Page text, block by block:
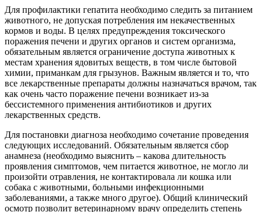
Для профилактики гепатита необходимо следить за питанием
животного, не допуская потребления им некачественных
кормов и воды. В целях предупреждения токсического
поражения печени и других органов и систем организма,
обязательным является ограничение доступа животных к
местам хранения ядовитых веществ, в том числе бытовой
химии, приманкам для грызунов. Важным является и то, что
все лекарственные препараты должны назначаться врачом, так
как очень часто поражение печени возникает из-за
бессистемного применения антибиотиков и других
лекарственных средств.
Для постановки диагноза необходимо сочетание проведения
следующих исследований. Обязательным является сбор
анамнеза (необходимо выяснить – какова длительность
проявления симптомов, чем питается животное, не могло ли
произойти отравления, не контактировала ли кошка или
собака с животными, больными инфекционными
заболеваниями, а также много другое). Общий клинический
осмотр позволит ветеринарному врачу определить степень